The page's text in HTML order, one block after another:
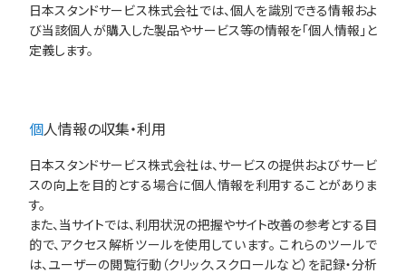
日本スタンドサービス株式会社では、個人を識別できる情報およ
び当該個人が購入した製品やサービス等の情報を「個人情報」と
定義します。
個人情報の収集・利用
日本スタンドサービス株式会社は、サービスの提供およびサービ
スの向上を目的とする場合に個人情報を利用することがありま
す。
また、当サイトでは、利用状況の把握やサイト改善の参考とする目
的で、アクセス解析ツールを使用しています。 これらのツールで
は、ユーザーの閲覧行動（クリック、スクロールなど）を記録・分析